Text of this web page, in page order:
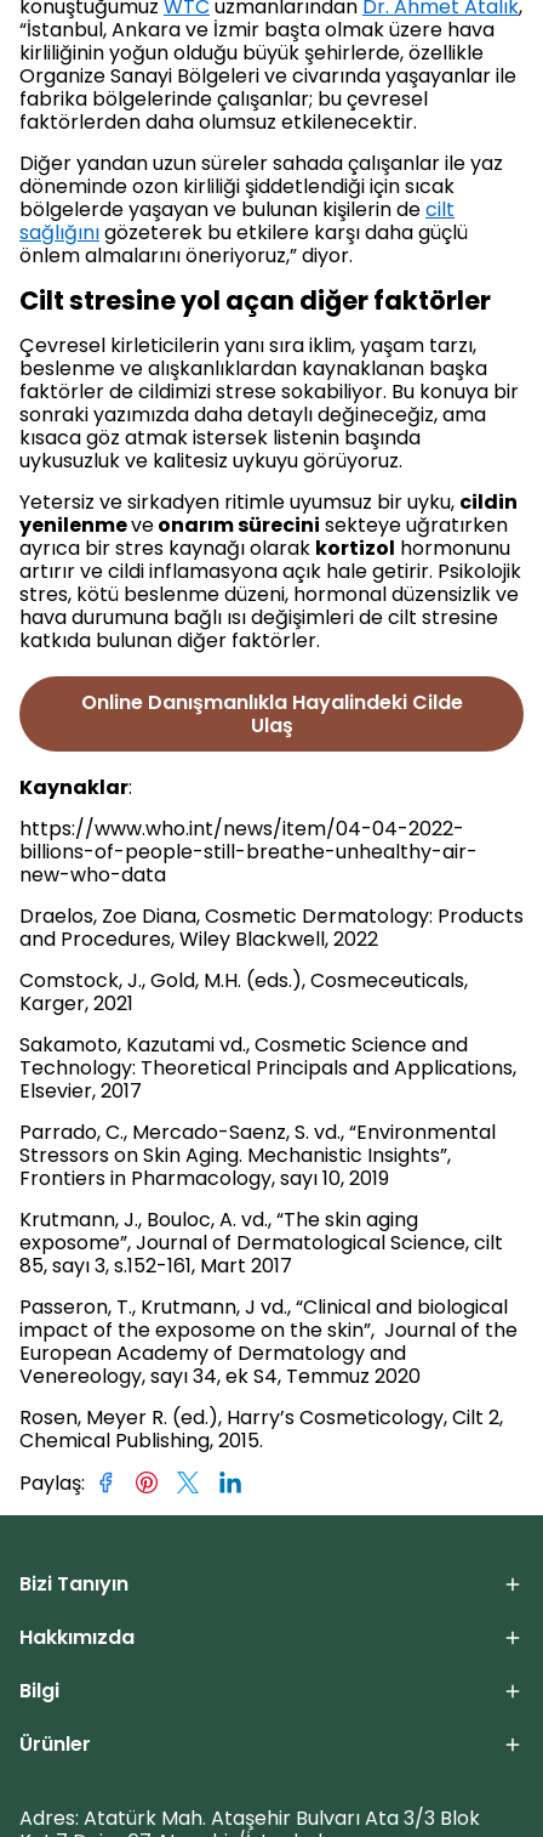
konuştuğumuz WTC uzmanlarından Dr. Ahmet Atalık,
“İstanbul, Ankara ve İzmir başta olmak üzere hava
kirliliğinin yoğun olduğu büyük şehirlerde, özellikle
Organize Sanayi Bölgeleri ve civarında yaşayanlar ile
fabrika bölgelerinde çalışanlar; bu çevresel
faktörlerden daha olumsuz etkilenecektir.
Diğer yandan uzun süreler sahada çalışanlar ile yaz
döneminde ozon kirliliği şiddetlendiği için sıcak
bölgelerde yaşayan ve bulunan kişilerin decilt
sağlığınıgözeterek bu etkilere karşı daha güçlü
önlem almalarını öneriyoruz,” diyor.
Cilt stresine yol açan diğer faktörler
Çevresel kirleticilerin yanı sıra iklim, yaşam tarzı,
beslenme ve alışkanlıklardan kaynaklanan başka
faktörler de cildimizi strese sokabiliyor. Bu konuya bir
sonraki yazımızda daha detaylı değineceğiz, ama
kısaca göz atmak istersek listenin başında
uykusuzluk ve kalitesiz uykuyu görüyoruz.
Yetersiz ve sirkadyen ritimle uyumsuz bir uyku, cildin
yenilenmeveonarım sürecini sekteye uğratırken
ayrıca bir stres kaynağı olarak kortizol hormonunu
artırır ve cildi inflamasyona açık hale getirir. Psikolojik
stres, kötü beslenme düzeni, hormonal düzensizlik ve
hava durumuna bağlı ısı değişimleri de cilt stresine
katkıda bulunan diğer faktörler.
Online Danışmanlıkla Hayalindeki Cilde
Ulaş
Kaynaklar:
https://www.who.int/news/item/04-04-2022-
billions-of-people-still-breathe-unhealthy-air-
new-who-data
Draelos, Zoe Diana, Cosmetic Dermatology: Products
and Procedures, Wiley Blackwell, 2022
Comstock, J., Gold, M.H. (eds.), Cosmeceuticals,
Karger, 2021
Sakamoto, Kazutami vd., Cosmetic Science and
Technology: Theoretical Principals and Applications,
Elsevier, 2017
Parrado, C., Mercado-Saenz, S. vd., “Environmental
Stressors on Skin Aging. Mechanistic Insights”,
Frontiers in Pharmacology, sayı 10, 2019
Krutmann, J., Bouloc, A. vd., “The skin aging
exposome”, Journal of Dermatological Science, cilt
85, sayı 3, s.152-161, Mart 2017
Passeron, T., Krutmann, J vd., “Clinical and biological
impact of the exposome on the skin”, Journal of the
European Academy of Dermatology and
Venereology, sayı 34, ek S4, Temmuz 2020
Rosen, Meyer R. (ed.), Harry’s Cosmeticology, Cilt 2,
Chemical Publishing, 2015.
Paylaş:
Bizi Tanıyın
Hakkımızda
Bilgi
Ürünler
Adres: Atatürk Mah. Ataşehir Bulvarı Ata 3/3 Blok